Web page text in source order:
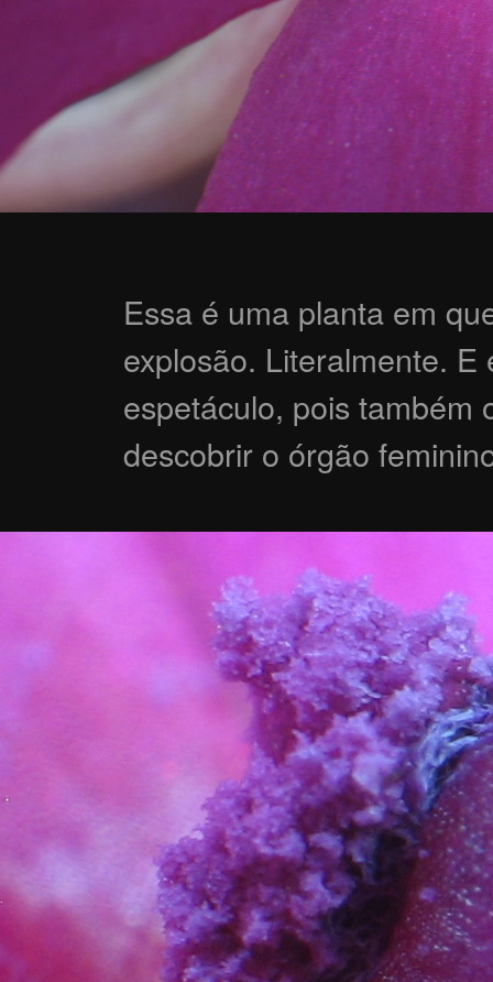
Essa é uma planta em
explosão. Literalmente.
espetáculo, pois também
descobrir o órgão